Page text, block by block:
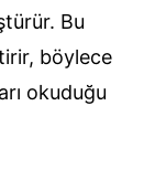
Bu
böylece
okuduğu